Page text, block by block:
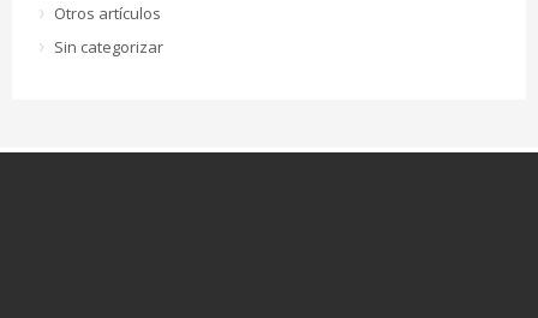
Otros artículos
Sin categorizar